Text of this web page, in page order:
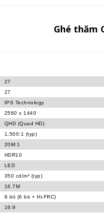
Ghé thăm
27
27
IPS Technology
2560 x 1440
QHD (Quad HD)
1,500:1 (typ)
20M:1
HDR10
LED
350 cd/m² (typ)
16.7M
8 bit (6 bit + Hi-FRC)
16:9